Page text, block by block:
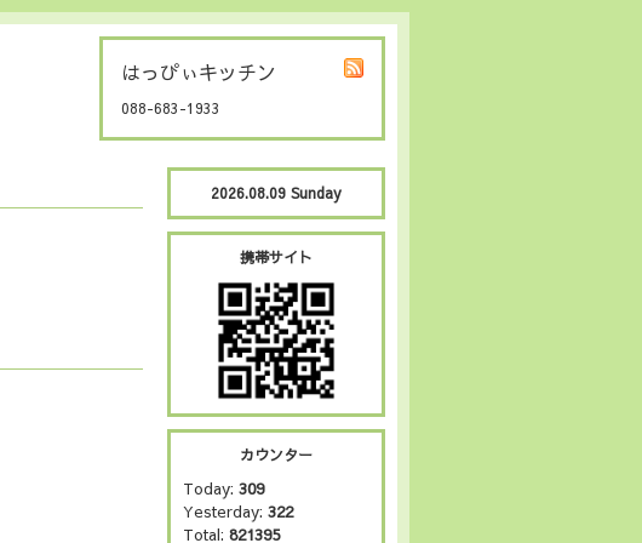
はっぴぃキッチン
088-683-1933
2026.08.09 Sunday
携帯サイト
カウンター
Today: 309
Yesterday: 322
Total: 821395